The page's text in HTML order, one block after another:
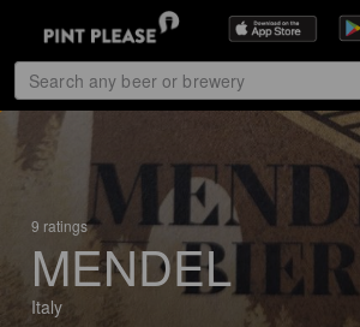
9 ratings
MENDEL
Italy